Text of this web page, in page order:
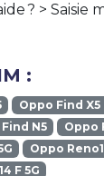
? > Saisie
:
Oppo Find X5
N5
Oppo
Oppo
F 5G